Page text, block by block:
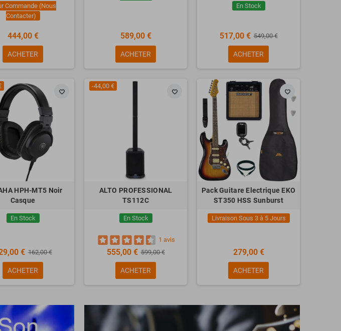
Commande (Nous
Contacter)
444,00 €
ACHETER
589,00 €
ACHETER
En Stock
517,00 € 549,00 €
ACHETER
favorite_border
HPH-MT5 Noir
Casque
En Stock
€ 162,00 €
ACHETER
favorite_border
-44,00 €
ALTO PROFESSIONAL
TS112C
En Stock
1 avis
555,00 € 599,00 €
ACHETER
favorite_border
Pack Guitare Electrique EKO
ST350 HSS Sunburst
Livraison Sous 3 à 5 Jours
279,00 €
ACHETER